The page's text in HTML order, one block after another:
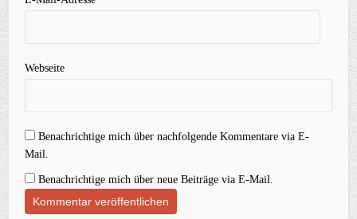
Webseite
Benachrichtige mich über nachfolgende Kommentare via E-
Mail.
Benachrichtige mich über neue Beiträge via E-Mail.